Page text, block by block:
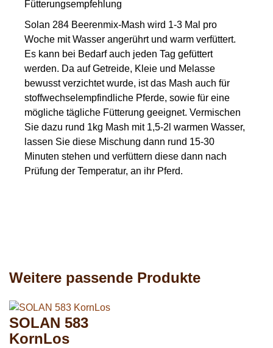
Fütterungsempfehlung
Solan 284 Beerenmix-Mash wird 1-3 Mal pro
Woche mit Wasser angerührt und warm verfüttert.
Es kann bei Bedarf auch jeden Tag gefüttert
werden. Da auf Getreide, Kleie und Melasse
bewusst verzichtet wurde, ist das Mash auch für
stoffwechselempfindliche Pferde, sowie für eine
mögliche tägliche Fütterung geeignet. Vermischen
Sie dazu rund 1kg Mash mit 1,5-2l warmen Wasser,
lassen Sie diese Mischung dann rund 15-30
Minuten stehen und verfüttern diese dann nach
Prüfung der Temperatur, an ihr Pferd.
Weitere passende Produkte
SOLAN 583
KornLos